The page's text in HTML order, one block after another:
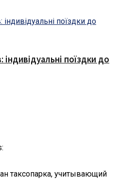
поїздки до
таксопарка, учитывающий